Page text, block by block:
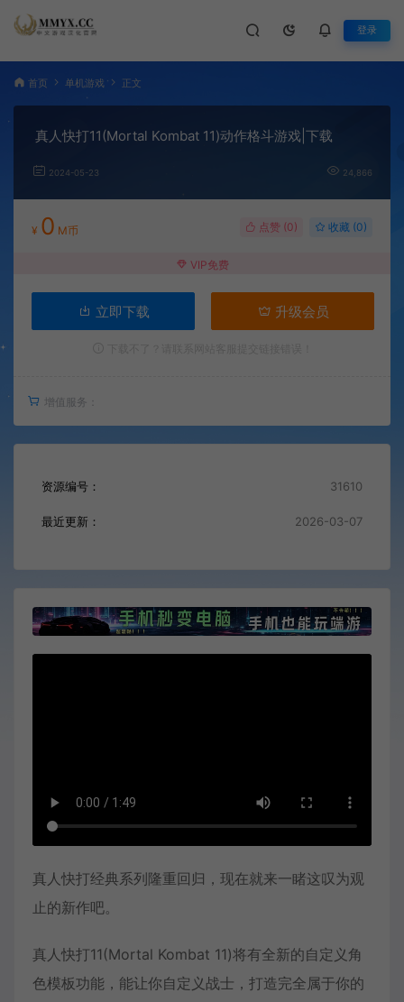
登录
首页 单机游戏 正文
真人快打11(Mortal Kombat 11)动作格斗游戏|下载
2024-05-23 24,866
¥ 0 M币 点赞 (0) 收藏 (0)
VIP免费
立即下载 升级会员
增值服务：
资源编号： 31610
最近更新： 2026-03-07
真人快打经典系列隆重回归，现在就来一睹这叹为观
止的新作吧。
真人快打11(Mortal Kombat 11)将有全新的自定义角
色模板功能，能让你自定义战士，打造完全属于你的